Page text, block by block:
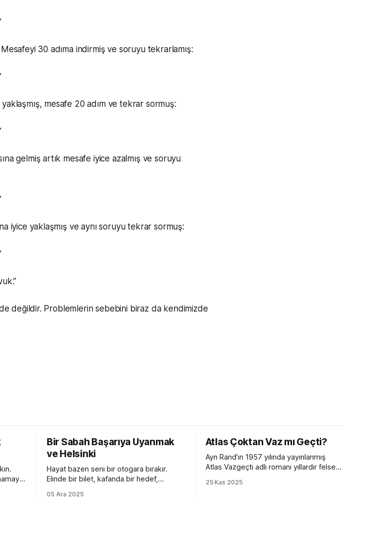
30 adıma indirmiş ve soruyu tekrarlamış:
mesafe 20 adım ve tekrar sormuş:
gelmiş artık mesafe iyice azalmış ve soruyu
iyice yaklaşmış ve aynı soruyu tekrar sormuş:
değildir. Problemlerin sebebini biraz da kendimizde
Bir Sabah Başarıya Uyanmak
ve Helsinki
Hayat bazen seni bir otogara bırakır.
Elinde bir bilet, kafanda bir hedef,
olur? Hiçbir şey olmaz. Çünkü bir sabah
05 Ara 2025
Atlas Çoktan Vaz mı Geçti?
Ayn Rand’ın 1957 yılında yayınlanmış
Atlas Vazgeçti adlı romanı yıllardır felsefi
göre bireycilik övgüsü, kimine göre
25 Kas 2025